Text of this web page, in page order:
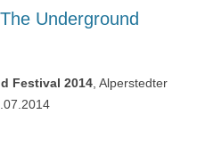
Underground
Festival 2014 , Alperstedter